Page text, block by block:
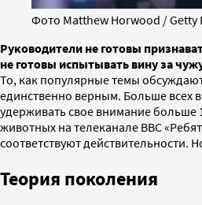
Фото Matthew Horwood / Getty
Руководители не готовы
не готовы испытывать вину за
То, как популярные темы
единственно верным. Больше всех
удерживать свое внимание больше
животных на телеканале BBC
соответствуют действительности.
Теория поколения